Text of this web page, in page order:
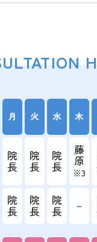
月 火 水 木
院
長
院
長
院
長
藤
原
※3
院
長
院
長
院
長 －